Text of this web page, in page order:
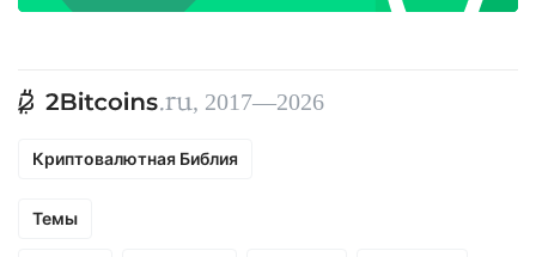
, 2017—2026
Криптовалютная Библия
Темы